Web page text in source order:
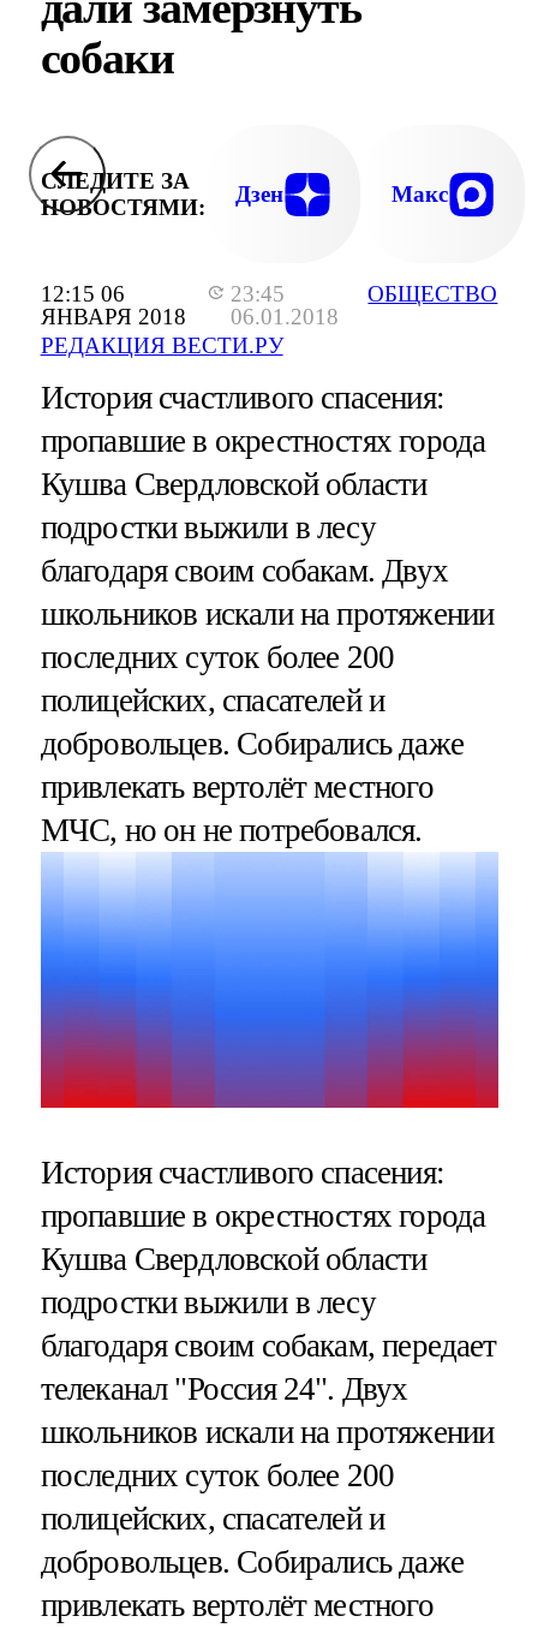
12:15 06
ЯНВАРЯ 2018
23:45
06.01.2018
РЕДАКЦИЯ ВЕСТИ.РУ
ОБЩЕСТВО
собаки
СЛЕДИТЕ ЗА
НОВОСТЯМИ:
Дзен Макс
История счастливого спасения:
пропавшие в окрестностях города
Кушва Свердловской области
подростки выжили в лесу
благодаря своим собакам. Двух
школьников искали на протяжении
последних суток более 200
полицейских, спасателей и
добровольцев. Собирались даже
привлекать вертолёт местного
МЧС, но он не потребовался.
История счастливого спасения:
пропавшие в окрестностях города
Кушва Свердловской области
подростки выжили в лесу
благодаря своим собакам, передает
телеканал "Россия 24". Двух
школьников искали на протяжении
последних суток более 200
полицейских, спасателей и
добровольцев. Собирались даже
привлекать вертолёт местного